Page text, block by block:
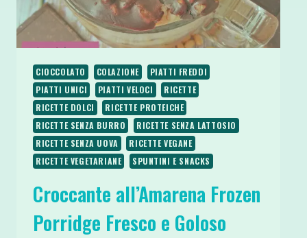
CIOCCOLATO COLAZIONE
PIATTI FREDDI
PIATTI UNICI
PIATTI VELOCI
RICETTE
RICETTE DOLCI
RICETTE PROTEICHE
RICETTE SENZA BURRO
RICETTE SENZA LATTOSIO
RICETTE SENZA UOVA
RICETTE VEGANE
RICETTE VEGETARIANE
SPUNTINI E SNACKS
Croccante all’Amarena Frozen
Porridge Fresco e Goloso